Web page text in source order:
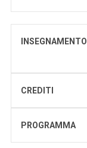
INSEGNAMENTO
CREDITI
PROGRAMMA